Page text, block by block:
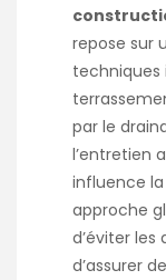
repose sur
techniques
par le
l’entretien
influence la
approche
d’éviter
d’assurer